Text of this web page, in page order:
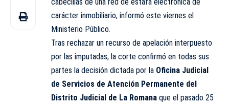
carácter inmobiliario, informó este viernes el
Ministerio Público.
Tras rechazar un recurso de apelación interpuesto
por las imputadas, la corte confirmó en todas sus
partes la decisión dictada por la Oficina Judicial
de Servicios de Atención Permanente del
Distrito Judicial de La Romana que el pasado 25